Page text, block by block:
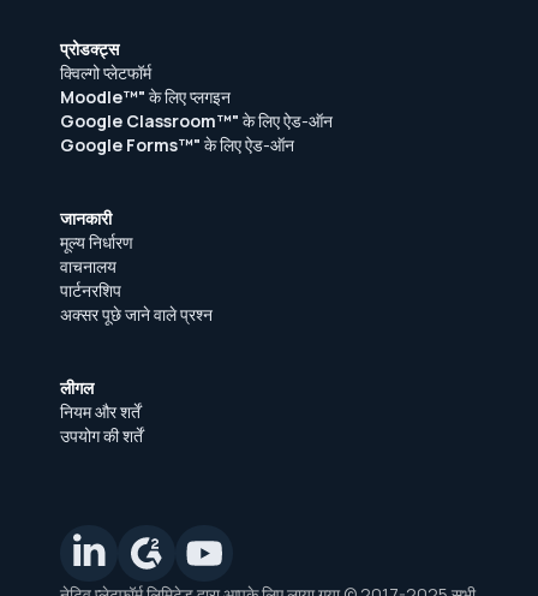
प्रोडक्ट्स
क्विल्गो प्लेटफॉर्म
Moodle™" के लिए प्लगइन
Google Classroom™" के लिए ऐड-ऑन
Google Forms™" के लिए ऐड-ऑन
जानकारी
मूल्य निर्धारण
वाचनालय
पार्टनरशिप
अक्सर पूछे जाने वाले प्रश्न
लीगल
नियम और शर्तें
उपयोग की शर्तें